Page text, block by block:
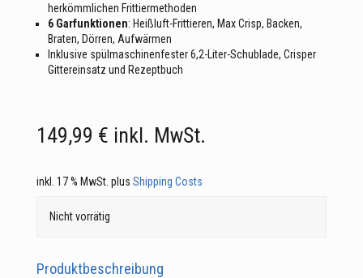
herkömmlichen Frittiermethoden
6 Garfunktionen: Heißluft-Frittieren, Max Crisp, Backen,
Braten, Dörren, Aufwärmen
Inklusive spülmaschinenfester 6,2-Liter-Schublade, Crisper
Gittereinsatz und Rezeptbuch
149,99 € inkl. MwSt.
inkl. 17 % MwSt. plus Shipping Costs
Nicht vorrätig
Produktbeschreibung